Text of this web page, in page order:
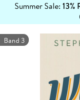
Summer Sale: 13%
erfahren
Band 3